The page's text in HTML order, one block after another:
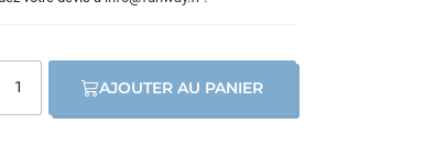
AJOUTER AU PANIER